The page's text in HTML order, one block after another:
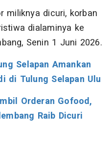
miliknya dicuri, korban
dialaminya ke
Senin 1 Juni 2026.
Selapan Amankan
di Tulung Selapan Ulu
Orderan Gofood,
Raib Dicuri